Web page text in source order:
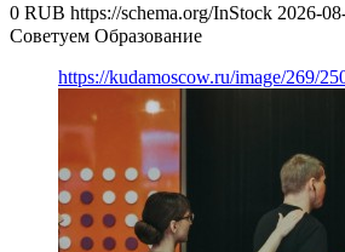
0 RUB https://schema.org/InStock 2026-
Советуем Образование
https://kudamoscow.ru/image/269/